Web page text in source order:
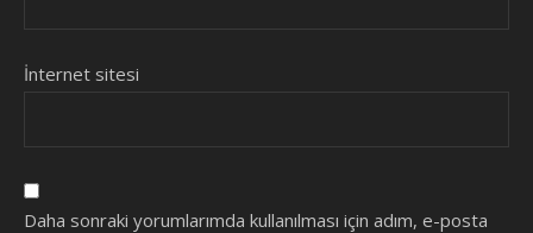
İnternet sitesi
Daha sonraki yorumlarımda kullanılması için adım, e-posta